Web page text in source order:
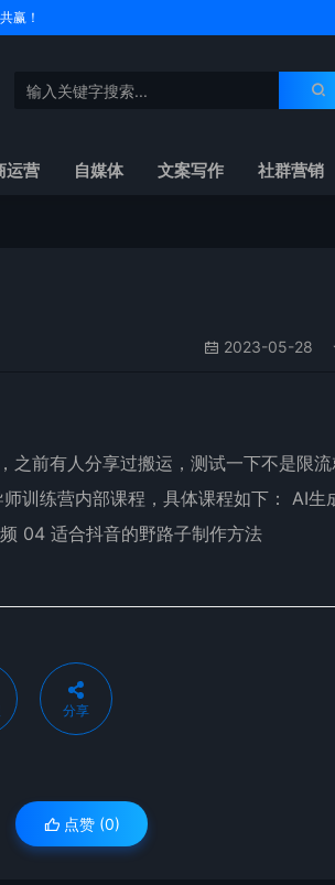
赢！
运营 自媒体 文案写作 社群营销
2023-05-28
前有人分享过搬运，测试一下不是限流
训练营内部课程，具体课程如下： AI生
04 适合抖音的野路子制作方法
分享
点赞 (0)